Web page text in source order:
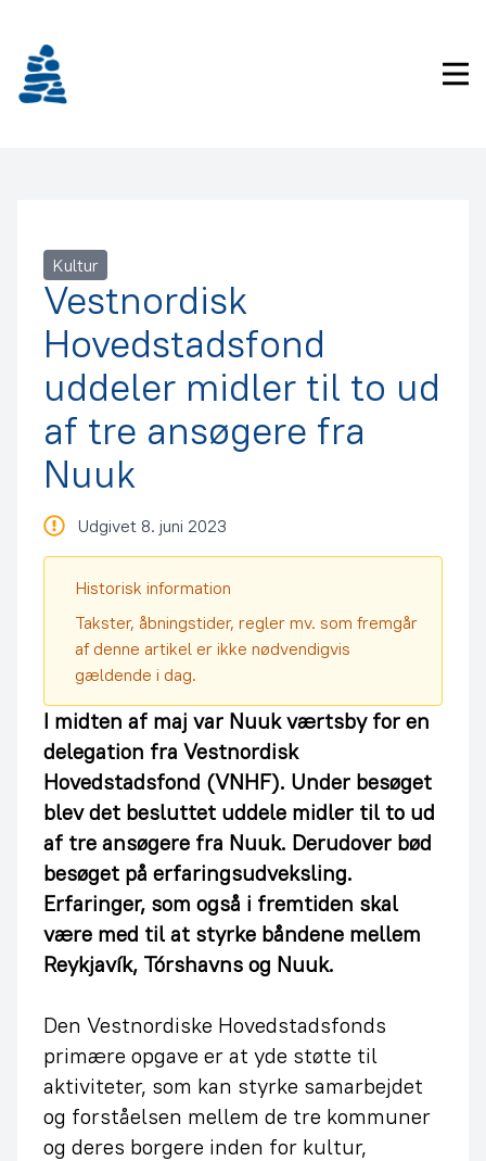
indhold
Kultur
Vestnordisk
Hovedstadsfond
uddeler midler til to ud
af tre ansøgere fra
Nuuk
Udgivet 8. juni 2023
Historisk information
Takster, åbningstider, regler mv. som fremgår
af denne artikel er ikke nødvendigvis
gældende i dag.
I midten af maj var Nuuk værtsby for en
delegation fra Vestnordisk
Hovedstadsfond (VNHF). Under besøget
blev det besluttet uddele midler til to ud
af tre ansøgere fra Nuuk. Derudover bød
besøget på erfaringsudveksling.
Erfaringer, som også i fremtiden skal
være med til at styrke båndene mellem
Reykjavík, Tórshavns og Nuuk.
Den Vestnordiske Hovedstadsfonds
primære opgave er at yde støtte til
aktiviteter, som kan styrke samarbejdet
og forståelsen mellem de tre kommuner
og deres borgere inden for kultur,